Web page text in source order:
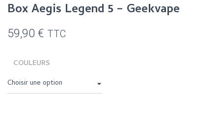
Box Aegis Legend 5 – Geekvape
59,90 € TTC
COULEURS